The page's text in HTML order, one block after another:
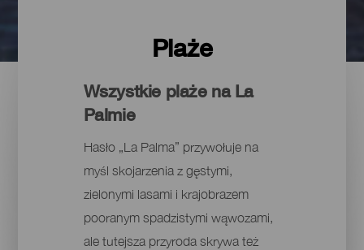
Plaże
Wszystkie plaże na La
Palmie
Hasło „La Palma” przywołuje na
myśl skojarzenia z gęstymi,
zielonymi lasami i krajobrazem
pooranym spadzistymi wąwozami,
ale tutejsza przyroda skrywa też